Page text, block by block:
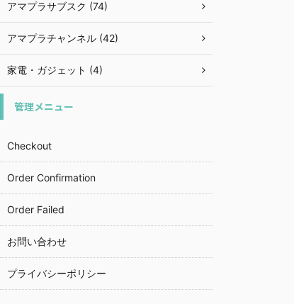
アマプラサブスク (74)
アマプラチャンネル (42)
家電・ガジェット (4)
管理メニュー
Checkout
Order Confirmation
Order Failed
お問い合わせ
プライバシーポリシー